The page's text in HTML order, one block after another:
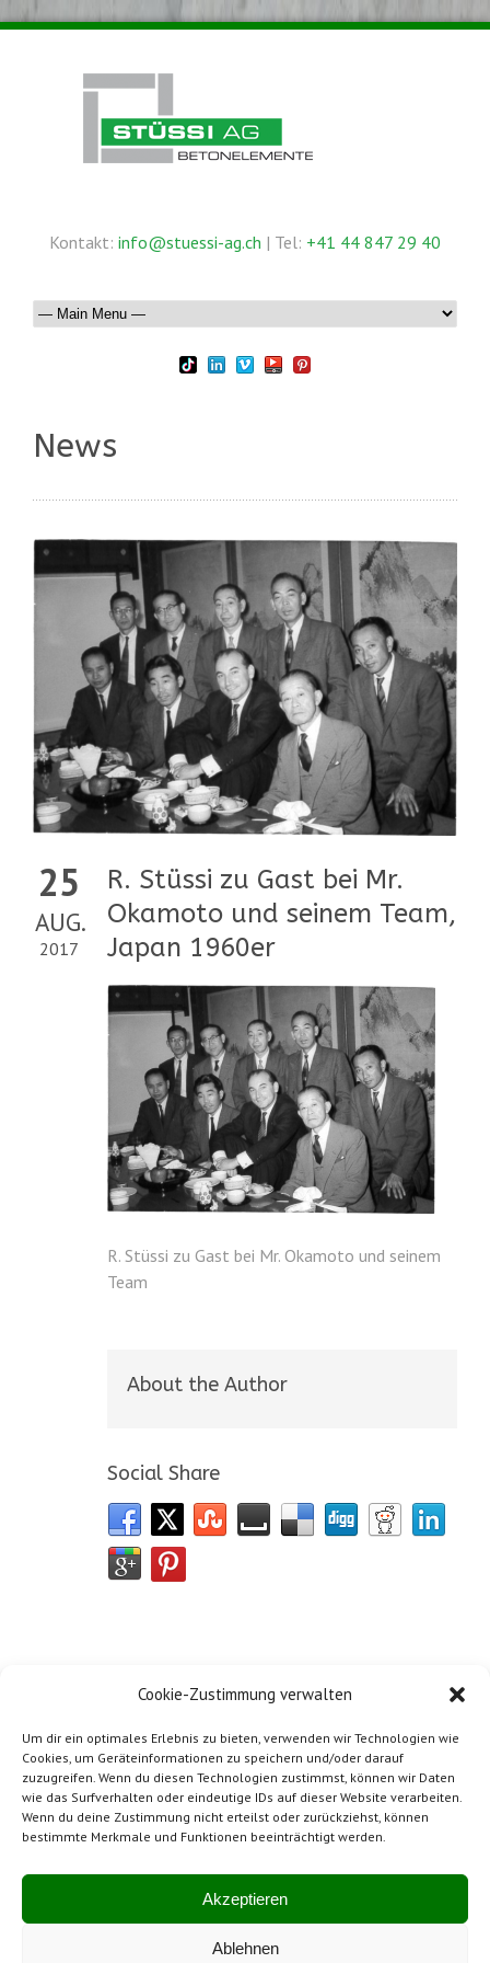
Cookie-Zustimmung verwalten
Um dir ein optimales Erlebnis zu bieten, verwenden wir Technologien wie
Cookies, um Geräteinformationen zu speichern und/oder darauf
zuzugreifen. Wenn du diesen Technologien zustimmst, können wir Daten
wie das Surfverhalten oder eindeutige IDs auf dieser Website verarbeiten.
Wenn du deine Zustimmung nicht erteilst oder zurückziehst, können
bestimmte Merkmale und Funktionen beeinträchtigt werden.
Akzeptieren
Ablehnen
Kontakt: info@stuessi-ag.ch | Tel: +41 44 847 29 40
News
25
AUG.
2017
R. Stüssi zu Gast bei Mr.
Okamoto und seinem Team,
Japan 1960er
R. Stüssi zu Gast bei Mr. Okamoto und seinem
Team
About the Author
Social Share
Mitglied von SwissBeton